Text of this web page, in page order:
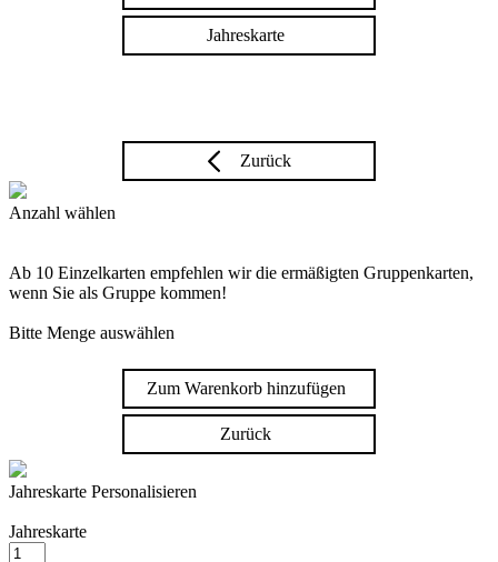
Jahreskarte
Zurück
Anzahl wählen
Ab 10 Einzelkarten empfehlen wir die ermäßigten Gruppenkarten,
wenn Sie als Gruppe kommen!
Bitte Menge auswählen
Zum Warenkorb hinzufügen
Zurück
Jahreskarte Personalisieren
Jahreskarte